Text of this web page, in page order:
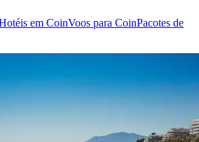
em CoinVoos para CoinPacotes de